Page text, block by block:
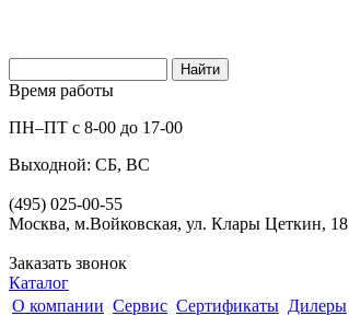
Время работы
ПН–ПТ с 8-00 до 17-00
Выходной: СБ, ВС
(495) 025-00-55
Москва, м.Войковская, ул. Клары Цеткин, 18
Заказать звонок
Каталог
О компании Сервис Сертификаты Дилеры